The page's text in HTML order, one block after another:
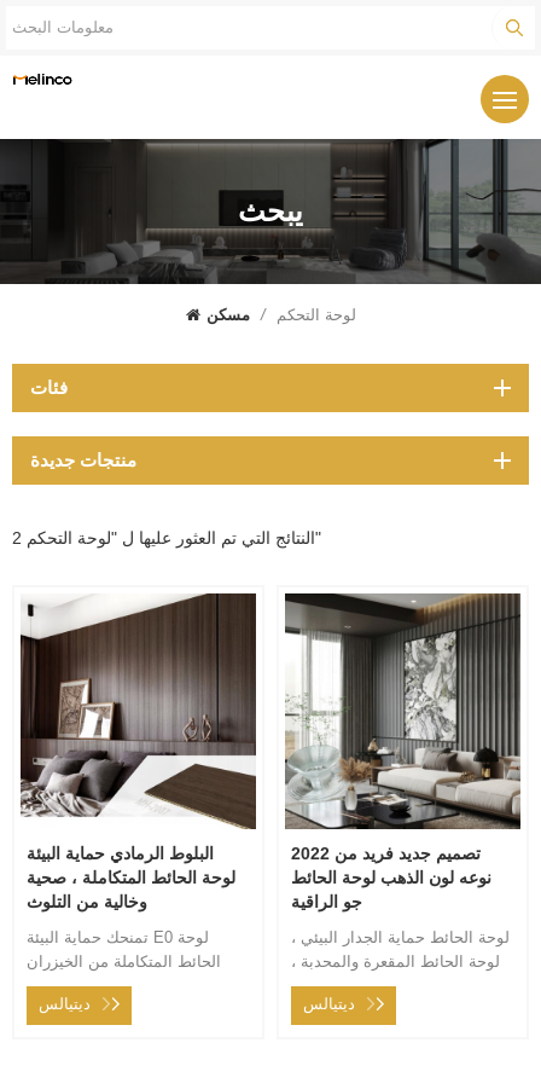
يبحث
مسكن / لوحة التحكم
2 النتائج التي تم العثور عليها ل "لوحة التحكم"
البلوط الرمادي حماية البيئة
لوحة الحائط المتكاملة ، صحية
وخالية من التلوث
تمنحك حماية البيئة E0 لوحة
الحائط المتكاملة من الخيزران
والألياف الخشبية منزلًا صحيًا
ديتيالس
2022 تصميم جديد فريد من
نوعه لون الذهب لوحة الحائط
جو الراقية
لوحة الحائط حماية الجدار البيئي ،
لوحة الحائط المقعرة والمحدبة ،
نمذجة القوس الداخلي ، السقف
الداخلي مناسب
ديتيالس
فئات
منتجات جديدة